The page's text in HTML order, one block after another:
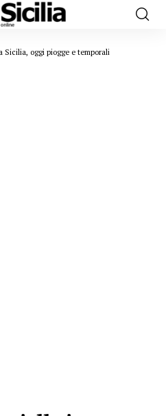
oggi piogge e temporali